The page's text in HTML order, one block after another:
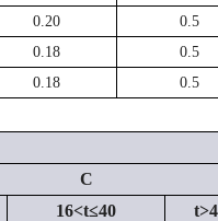
0.20 0.5
0.18 0.5
0.18 0.5
C
16<t≤40